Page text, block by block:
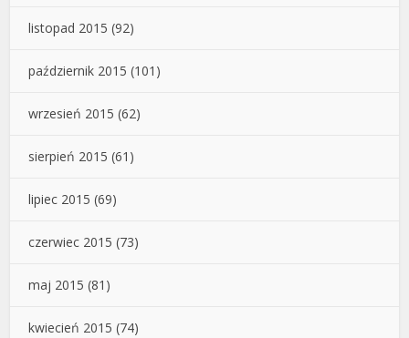
listopad 2015 (92)
październik 2015 (101)
wrzesień 2015 (62)
sierpień 2015 (61)
lipiec 2015 (69)
czerwiec 2015 (73)
maj 2015 (81)
kwiecień 2015 (74)